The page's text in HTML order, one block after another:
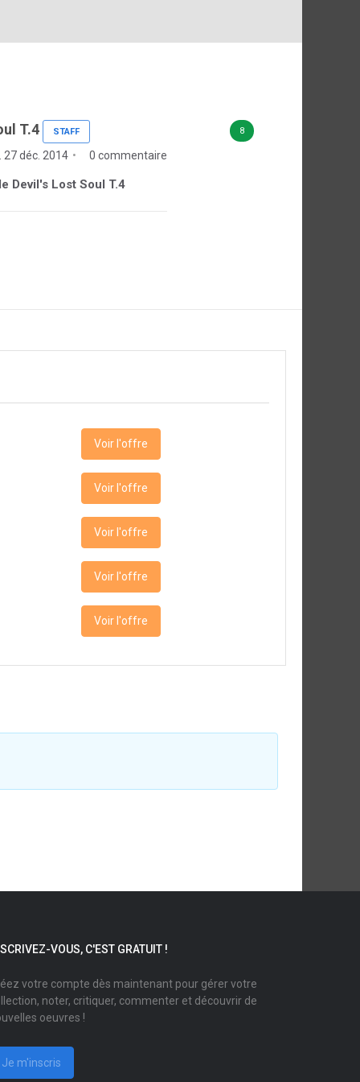
8
T.4 STAFF
déc. 2014 0 commentaire
Devil's Lost Soul T.4
Voir l'offre
Voir l'offre
Voir l'offre
Voir l'offre
Voir l'offre
VOUS, C'EST GRATUIT !
votre compte dès maintenant pour gérer votre
noter, critiquer, commenter et découvrir de
oeuvres !
Je m'inscris